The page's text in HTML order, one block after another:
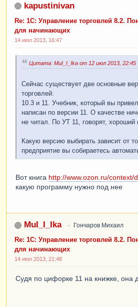
kapustinivan
Re: 1С: Управление торговлей 8.2.
для начинающих
14 июл 2013, 16:47
Цитата: MuI_I_Ika от 12 июл 2013, 22:45
Сейчас существует две основные
торговлей:
10.3 и 11. Учебник, который вы
написан по версии 11. О качестве
не читал. По УТ 11, говорят, хороший
Какую версию выбирать зависит от
предприятие вы собираетесь
Вот книга http://www.ozon.ru/context/
какую программу нужно под нее
MuI_I_Ika Гончаров Михаил
Re: 1С: Управление торговлей 8.2.
для начинающих
14 июл 2013, 21:48
Судя по цифорке 11 на книжке, она